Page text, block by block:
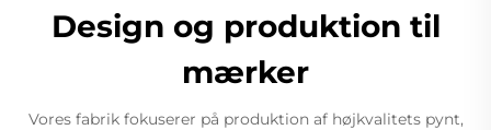
Design og produktion til
mærker
Vores fabrik fokuserer på produktion af højkvalitets pynt,